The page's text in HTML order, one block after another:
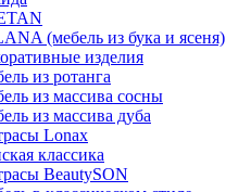
(мебель из бука и ясеня)
изделия
из ротанга
из массива сосны
из массива дуба
Lonax
классика
BeautySON